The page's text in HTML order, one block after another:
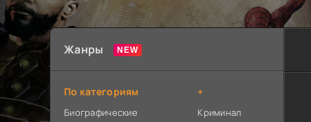
Жанры
По категориям
Биографические
+
Криминал